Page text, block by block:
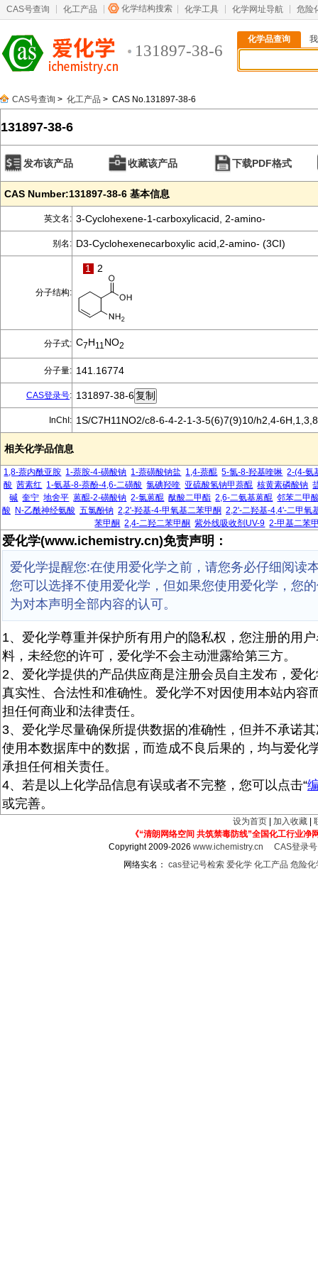
CAS号查询 化工产品 化学结构搜索 化学工具 化学网址导航 危险
131897-38-6
化学品查询
CAS号查询 > 化工产品 > CAS No.131897-38-6
131897-38-6
发布该产品 收藏该产品 下载PDF格式
CAS Number:131897-38-6 基本信息
英文名: 3-Cyclohexene-1-carboxylicacid, 2-amino-
别名: D3-Cyclohexenecarboxylic acid,2-amino- (3CI)
分子结构:
1 2
分子式: C7H11 NO2
分子量: 141.16774
CAS登录号: 131897-38-6
InChI: 1S/C7H11NO2/c8-6-4-2-1-3-5(6)7(9)10/h2,4-
相关化学品信息
1,8-萘内酰亚胺 1-萘胺-4-磺酸钠 1-萘磺酸钠盐 1,4-萘醌 5-氯-8-羟基喹啉 2-(4-氨
酸 茜素红 1-氨基-8-萘酚-4,6-二磺酸 氯碘羟喹 亚硫酸氢钠甲萘醌 核黄素磷酸钠
碱 奎宁 地舍平 蒽醌-2-磺酸钠 2-氯蒽醌 酞酸二甲酯 2,6-二氨基蒽醌 邻苯二甲
酸
N-乙酰神经氨酸 五氯酚钠 2,2'-羟基-4-甲氧基二苯甲酮 2,2'-二羟基-4,4'-二甲氧
苯甲酮 2,4-二羟二苯甲酮 紫外线吸收剂UV-9 2-甲基二苯
爱化学(www.ichemistry.cn)免责声明：
爱化学提醒您:在使用爱化学之前，请您务必仔细阅读
您可以选择不使用爱化学，但如果您使用爱化学，您
为对本声明全部内容的认可。
1、爱化学尊重并保护所有用户的隐私权，您注册的用
料，未经您的许可，爱化学不会主动泄露给第三方。
2、爱化学提供的产品供应商是注册会员自主发布，爱
真实性、合法性和准确性。爱化学不对因使用本站内容
担任何商业和法律责任。
3、爱化学尽量确保所提供数据的准确性，但并不承诺
使用本数据库中的数据，而造成不良后果的，均与爱化
承担任何相关责任。
4、若是以上化学品信息有误或者不完整，您可以点击“
或完善。
设为首页 加入收藏
《“清朗网络空间 共筑禁毒防线”全国化工行业净
Copyright 2009-2026www.ichemistry.cn
CAS登录
网络实名： cas登记号检索 爱化学 化工产品 危险化